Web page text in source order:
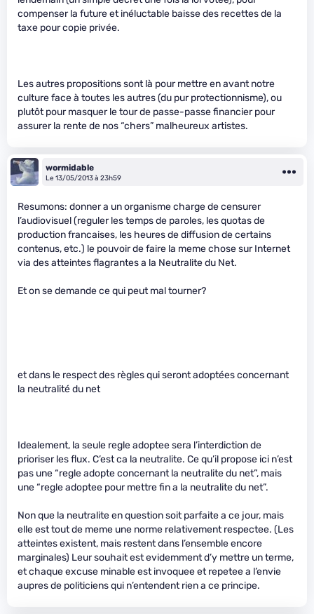
compenser la future et inéluctable baisse des recettes de la
taxe pour copie privée.
Les autres propositions sont là pour mettre en avant notre
culture face à toutes les autres (du pur protectionnisme), ou
plutôt pour masquer le tour de passe-passe financier pour
assurer la rente de nos “chers” malheureux artistes.
wormidable
Le 13/05/2013 à 23h59
Resumons: donner a un organisme charge de censurer
l’audiovisuel (reguler les temps de paroles, les quotas de
production francaises, les heures de diffusion de certains
contenus, etc.) le pouvoir de faire la meme chose sur Internet
via des atteintes flagrantes a la Neutralite du Net.
Et on se demande ce qui peut mal tourner?
et dans le respect des règles qui seront adoptées concernant
la neutralité du net
Idealement, la seule regle adoptee sera l’interdiction de
prioriser les flux. C’est ca la neutralite. Ce qu’il propose ici n’est
pas une “regle adopte concernant la neutralite du net”, mais
une “regle adoptee pour mettre fin a la neutralite du net”.
Non que la neutralite en question soit parfaite a ce jour, mais
elle est tout de meme une norme relativement respectee. (Les
atteintes existent, mais restent dans l’ensemble encore
marginales) Leur souhait est evidemment d’y mettre un terme,
et chaque excuse minable est invoquee et repetee a l’envie
aupres de politiciens qui n’entendent rien a ce principe.